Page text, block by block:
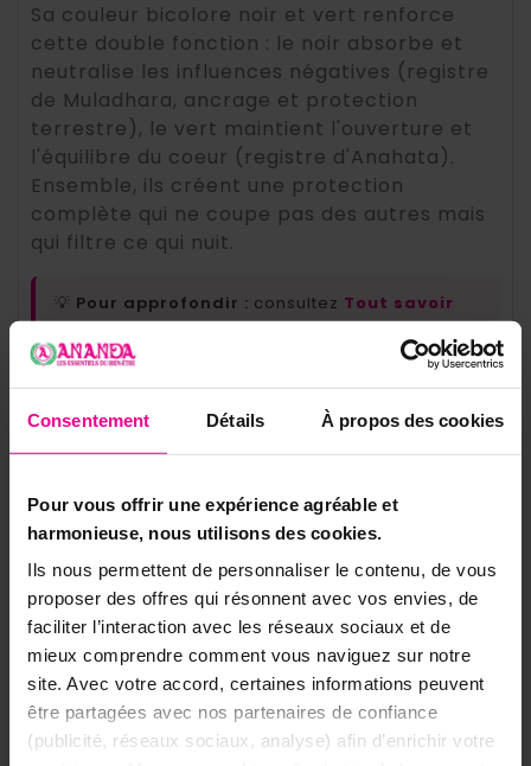
Consentement Détails À propos des cookies
Pour vous offrir une expérience agréable et
harmonieuse, nous utilisons des cookies.
Ils nous permettent de personnaliser le contenu, de vous
proposer des offres qui résonnent avec vos envies, de
faciliter l’interaction avec les réseaux sociaux et de
mieux comprendre comment vous naviguez sur notre
site. Avec votre accord, certaines informations peuvent
être partagées avec nos partenaires de confiance
(publicité, réseaux sociaux, analyse) afin d’enrichir votre
Sa couleur bicolore noir et vert renforce
cette double fonction : le noir absorbe et
neutralise les influences négatives (registre
de Muladhara, ancrage et protection
terrestre), le vert maintient l'ouverture et
l'équilibre du coeur (registre d'Anahata).
Ensemble, ils créent une protection
complète qui ne coupe pas des autres mais
qui filtre ce qui nuit.
💡 Pour approfondir : consultez Tout savoir
minéraux
Pourquoi les pierres sont
⚖️ Équilibre intérieur parfait : l'autre
La jade néphrite ne se contente pas de
protéger : elle instaure un
intérieur que les influences extérieures
perturbent moins facilement. Cet équilibre
est son second registre d'action, aussi
important que la protection elle-même. Car
un être déséquilibré est vulnérable non pas
parce qu'il manque de bouclier, mais parce
que ses propres fluctuations internes créent